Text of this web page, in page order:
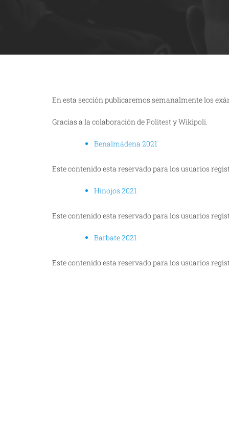
En esta sección publicaremos semanalmente los
Gracias a la colaboración dePolitestyWikipoli.
Benalmádena 2021
Este contenido esta reservado para los usuarios
Hinojos 2021
Este contenido esta reservado para los usuarios
Barbate 2021
Este contenido esta reservado para los usuarios